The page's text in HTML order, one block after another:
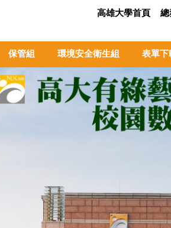
保管組 環境安全衛生組 表單下
高雄大學首頁 總